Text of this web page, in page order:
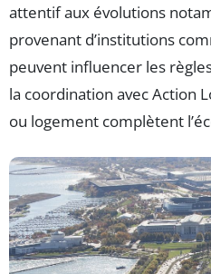
attentif aux évolutions
provenant d’institutions
peuvent influencer les
la coordination avec Action
ou logement complètent